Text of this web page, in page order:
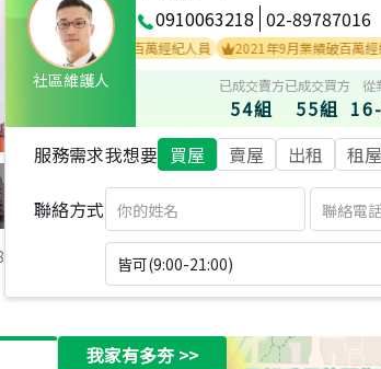
社區維護人
0910063218 02-89787016
年9月業績破百萬經紀人員
2021年9月業績破百萬經紀人員
已成交賣方
54組
已成交買方
55組
從
服務需求我想要 買屋 賣屋 出租 租屋
聯絡方式
皆可(9:00-21:00)
我家有多夯>>